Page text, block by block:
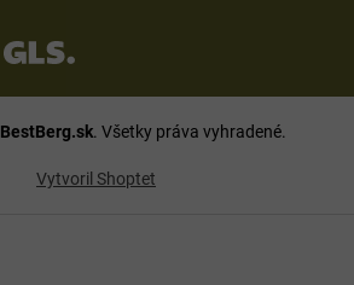
Vytvoril Shoptet
BestBerg.sk. Všetky práva vyhradené.